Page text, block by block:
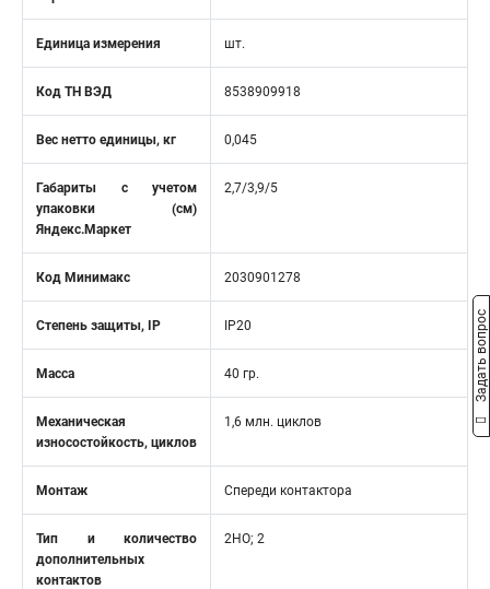
Единица измерения шт.
Код ТН ВЭД 8538909918
Вес нетто единицы, кг 0,045
Габариты с учетом
упаковки (см)
Яндекс.Маркет
2,7/3,9/5
Код Минимакс 2030901278
Степень защиты, IP IP20
Масса 40 гр.
Механическая
износостойкость, циклов
1,6 млн. циклов
Монтаж Спереди контактора
Тип и количество
дополнительных
контактов
2НО; 2
Задать вопрос